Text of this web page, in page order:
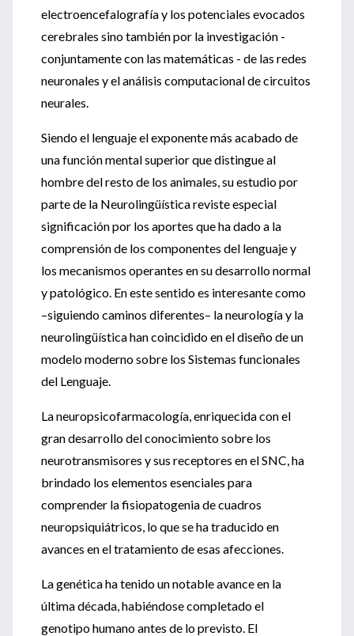
electroencefalografía y los potenciales evocados
cerebrales sino también por la investigación -
conjuntamente con las matemáticas - de las redes
neuronales y el análisis computacional de circuitos
neurales.
Siendo el lenguaje el exponente más acabado de
una función mental superior que distingue al
hombre del resto de los animales, su estudio por
parte de la Neurolingüística reviste especial
significación por los aportes que ha dado a la
comprensión de los componentes del lenguaje y
los mecanismos operantes en su desarrollo normal
y patológico. En este sentido es interesante como
–siguiendo caminos diferentes– la neurología y la
neurolingüística han coincidido en el diseño de un
modelo moderno sobre los Sistemas funcionales
del Lenguaje.
La neuropsicofarmacología, enriquecida con el
gran desarrollo del conocimiento sobre los
neurotransmisores y sus receptores en el SNC, ha
brindado los elementos esenciales para
comprender la fisiopatogenia de cuadros
neuropsiquiátricos, lo que se ha traducido en
avances en el tratamiento de esas afecciones.
La genética ha tenido un notable avance en la
última década, habiéndose completado el
genotipo humano antes de lo previsto. El